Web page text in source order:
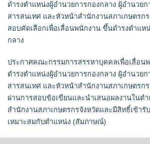
ดำรงตำแหน่งผู้อำนวยการกองกลาง ผู้อำนวย
สารสนเทศ และหัวหน้าสำนักงานสภาเกษตรก
สอบคัดเลือกเพื่อเลื่อนพนักงาน ขึ้นดำรงตำแห
กลาง
ประกาศคณะกรรมการสรรหาบุคคลเพื่อเลื่อน
ดำรงตำแหน่งผู้อำนวยการกองกลาง ผู้อำนวย
สารสนเทศ และหัวหน้าสำนักงานสภาเกษตรก
ผ่านการสอบข้อเขียนและนำเสนอผลงานในต
สำนักงานสภาเกษตรกรจังหวัดและมีสิทธิ์เข้ารั
เหมาะสมกับตำแหน่ง (สัมภาษณ์)